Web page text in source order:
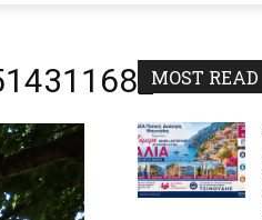
MOST READ